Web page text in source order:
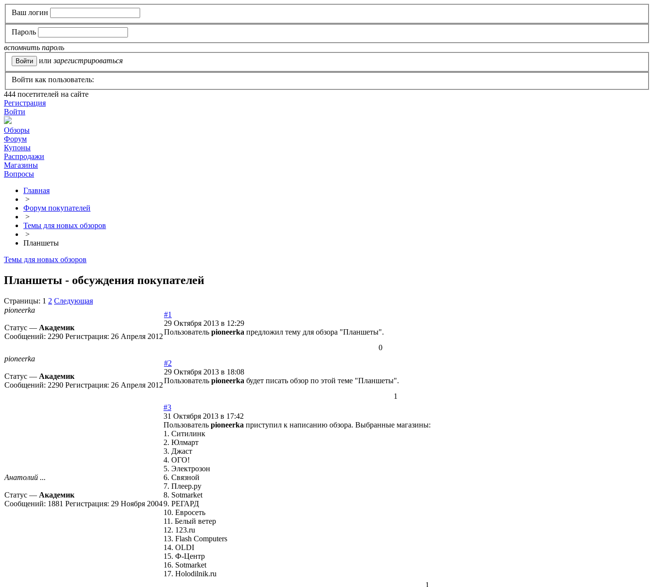
Ваш логин
Пароль
вспомнить пароль
или зарегистрироваться
Войти как пользователь:
444 посетителей на сайте
Регистрация
Войти
Обзоры
Форум
Купоны
Распродажи
Магазины
Вопросы
Главная
>
Форум покупателей
>
Темы для новых обзоров
>
Планшеты
Темы для новых обзоров
Планшеты - обсуждения покупателей
Страницы: 1 2 Следующая
pioneerka
Статус — Академик
Сообщений: 2290 Регистрация: 26 Апреля 2012
#1
29 Октября 2013 в 12:29
Пользователь pioneerka предложил тему для обзора "Планшеты".
0
pioneerka
Статус — Академик
Сообщений: 2290 Регистрация: 26 Апреля 2012
#2
29 Октября 2013 в 18:08
Пользователь pioneerka будет писать обзор по этой теме "Планшеты".
1
Анатолий ...
Статус — Академик
Сообщений: 1881 Регистрация: 29 Ноября 2004
#3
31 Октября 2013 в 17:42
Пользователь pioneerka приступил к написанию обзора. Выбранные магазины:
1. Ситилинк
2. Юлмарт
3. Джаст
4. ОГО!
5. Электрозон
6. Связной
7. Плеер.ру
8. Sotmarket
9. РЕГАРД
10. Евросеть
11. Белый ветер
12. 123.ru
13. Flash Computers
14. OLDI
15. Ф-Центр
16. Sotmarket
17. Holodilnik.ru
1